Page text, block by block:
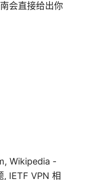
会直接给出你
Wikipedia -
IETF VPN 相